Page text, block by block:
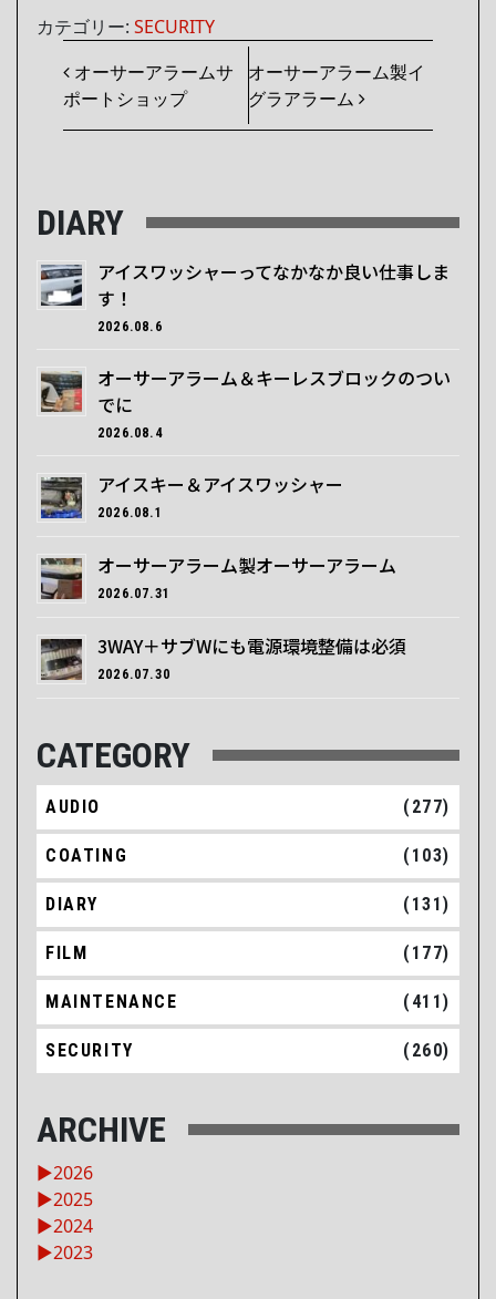
カテゴリー: SECURITY
投稿ナビゲーション
オーサーアラームサ
ポートショップ
オーサーアラーム製イ
グラアラーム
DIARY
アイスワッシャーってなかなか良い仕事しま
す！
2026.08.6
オーサーアラーム＆キーレスブロックのつい
でに
2026.08.4
アイスキー＆アイスワッシャー
2026.08.1
オーサーアラーム製オーサーアラーム
2026.07.31
3WAY＋サブWにも電源環境整備は必須
2026.07.30
CATEGORY
AUDIO (277)
COATING (103)
DIARY (131)
FILM (177)
MAINTENANCE (411)
SECURITY (260)
ARCHIVE
►2026
►2025
►2024
►2023